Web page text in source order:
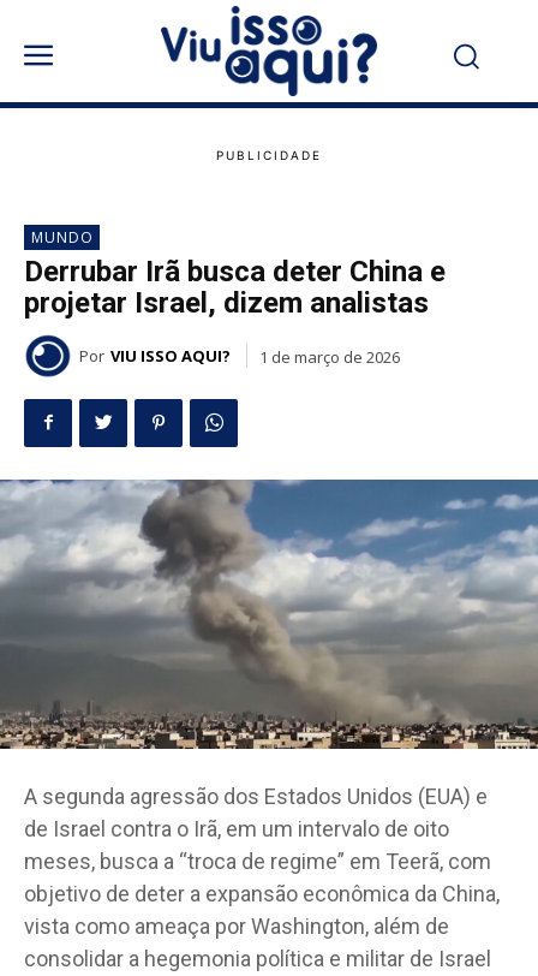
MUNDO
Derrubar Irã busca deter China e
projetar Israel, dizem analistas
Por VIU ISSO AQUI? 1 de março de 2026
A segunda agressão dos Estados Unidos (EUA) e
de Israel contra o Irã, em um intervalo de oito
meses, busca a “troca de regime” em Teerã, com
objetivo de deter a expansão econômica da China,
vista como ameaça por Washington, além de
consolidar a hegemonia política e militar de Israel